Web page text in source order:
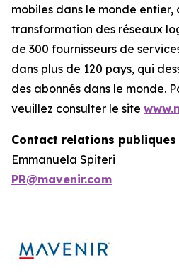
mobiles dans le monde
transformation des réseaux
de 300 fournisseurs de
dans plus de 120 pays, qui
des abonnés dans le monde.
veuillez consulter le site
Contact relations publiques
Emmanuela Spiteri
PR@mavenir.com